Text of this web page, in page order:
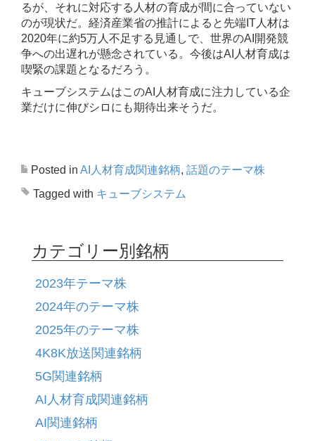
るが、それに対応する人材の育成が間に合っていない
のが現状だ。経済産業省の推計によると先端IT人材は
2020年に約5万人不足する見通しで、世界のAI開発競
争への出遅れが懸念されている。今後はAI人材育成は
喫緊の課題となるだろう。
キューブシステムはこのAI人材育成に注力している企
業だけに伸びシロにも期待出来そうだ。
Posted in AI人材育成関連銘柄, 話題のテーマ株
Tagged with キューブシステム
カテゴリー別銘柄
2023年テーマ株
2024年のテーマ株
2025年のテーマ株
4K8K放送関連銘柄
5G関連銘柄
AI人材育成関連銘柄
AI関連銘柄